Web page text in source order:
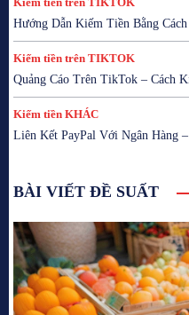
Hướng Dẫn Kiếm Tiền Bằng
Kiếm tiền trên TIKTOK
Quảng Cáo Trên TikTok – Cách
Kiếm tiền KHÁC
Liên Kết PayPal Với Ngân Hàng
BÀI VIẾT ĐỀ SUẤT